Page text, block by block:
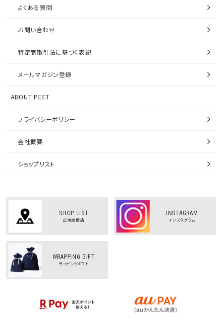
よくある質問
お問い合わせ
特定商取引法に基づく表記
メールマガジン登録
ABOUT PEET
プライバシーポリシー
会社概要
ショップリスト
SHOP LIST
正規取扱店
INSTAGRAM
インスタグラム
WRAPPING GIFT
ラッピングギフト